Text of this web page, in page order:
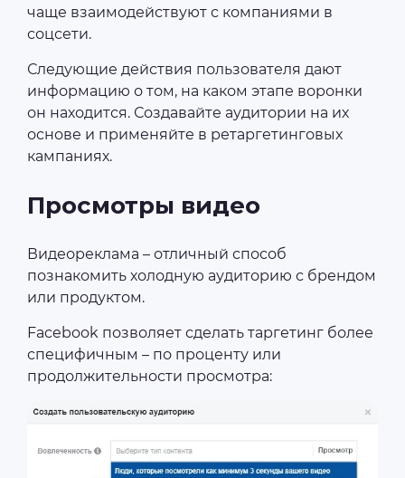
чаще взаимодействуют с компаниями в
соцсети.
Следующие действия пользователя дают
информацию о том, на каком этапе воронки
он находится. Создавайте аудитории на их
основе и применяйте в ретаргетинговых
кампаниях.
Просмотры видео
Видеореклама – отличный способ
познакомить холодную аудиторию с брендом
или продуктом.
Facebook позволяет сделать таргетинг более
специфичным – по проценту или
продолжительности просмотра: